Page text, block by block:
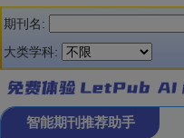
期刊名:
大类学科:
智能期刊推荐助手